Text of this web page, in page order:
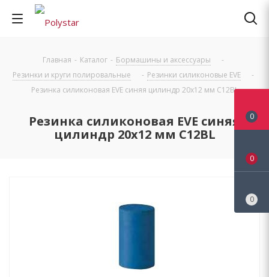
Главная - Каталог - Бормашины и аксессуары
-
Резинки и круги полировальные
- Резинки силиконовые EVE
-
Резинка силиконовая EVE синяя цилиндр 20х12 мм C12BL
Резинка силиконовая EVE синяя
цилиндр 20х12 мм C12BL
0
0
0